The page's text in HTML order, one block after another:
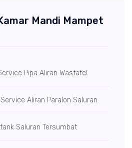
Mandi Mampet
Pipa Aliran Wastafel
Service Aliran Paralon Saluran
Saluran Tersumbat